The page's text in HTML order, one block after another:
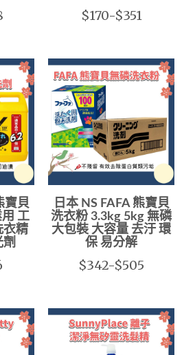
$170-$351
寶貝
工
衣精
日本 NS FAFA 熊寶貝
洗衣粉 3.3kg 5kg 無磷
大包裝 大容量 去汙 環
保 易分解
$342-$505